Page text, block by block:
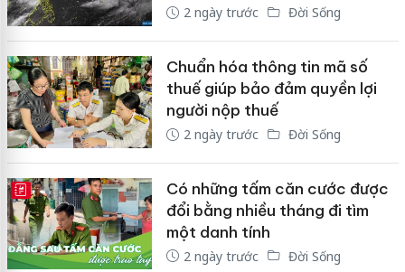
2 ngày trước Đời Sống
Chuẩn hóa thông tin mã số
thuế giúp bảo đảm quyền lợi
người nộp thuế
2 ngày trước Đời Sống
E-MAGAZINE
Có những tấm căn cước được
đổi bằng nhiều tháng đi tìm
một danh tính
2 ngày trước Đời Sống